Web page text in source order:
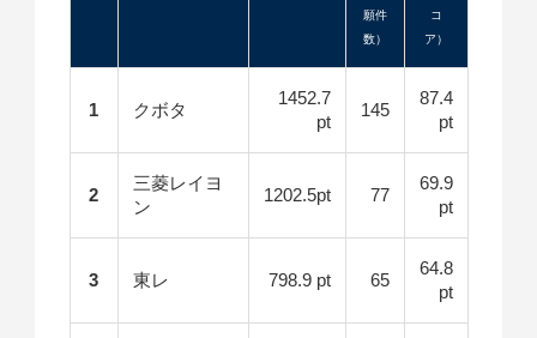
願件
数）
コ
ア）
1 クボタ
1452.7
pt
145
87.4
pt
2
三菱レイヨ
ン
1202.5pt 77
69.9
pt
3 東レ 798.9 pt 65
64.8
pt